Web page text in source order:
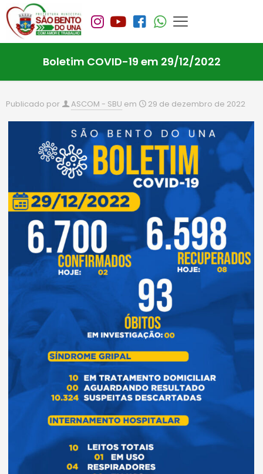
Boletim COVID-19 em 29/12/2022
Publicado por ASCOM - SBU em 29 de dezembro de 2022